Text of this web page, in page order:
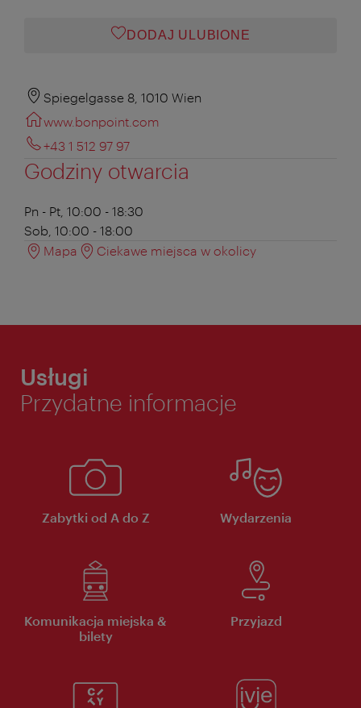
DODAJ ULUBIONE
Spiegelgasse 8, 1010 Wien
www.bonpoint.com
+43 1 512 97 97
Godziny otwarcia
Pn - Pt, 10:00 - 18:30
Sob, 10:00 - 18:00
Mapa
Ciekawe miejsca w okolicy
Usługi
Przydatne informacje
Zabytki od A do Z Wydarzenia
Komunikacja miejska &
bilety
Przyjazd